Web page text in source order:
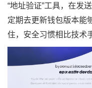
“地址验证”工具，在发
定期去更新钱包版本能
住，安全习惯相比技术